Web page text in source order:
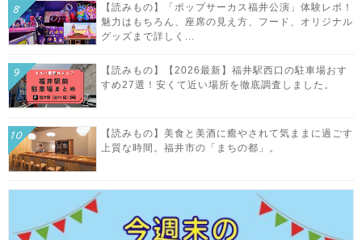
【読みもの】「ポップサーカス福井公演」体験レポ！
魅力はもちろん、座席の見え方、フード、オリジナル
グッズまで詳しく...
【読みもの】【2026最新】福井駅西口の駐車場おす
すめ27選！安くて近い場所を徹底調査しました。
【読みもの】美食と美酒に癒やされて気ままに過ごす
上質な時間。福井市の「まちの都」。